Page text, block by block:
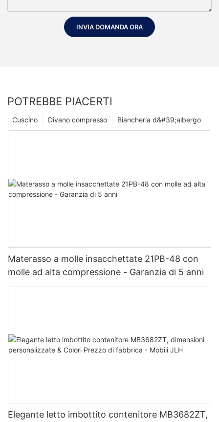
INVIA DOMANDA ORA
POTREBBE PIACERTI
Biancheria d&#39;albergo
Divano compresso
Cuscino
Materasso a molle insacchettate 21PB-48 con
molle ad alta compressione - Garanzia di 5 anni
Elegante letto imbottito contenitore MB3682ZT,